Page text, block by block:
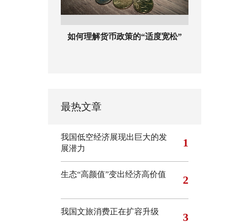
如何理解货币政策的“适度宽松”
最热文章
我国低空经济展现出巨大的发
展潜力
1
生态“高颜值”变出经济高价值 2
我国文旅消费正在扩容升级 3